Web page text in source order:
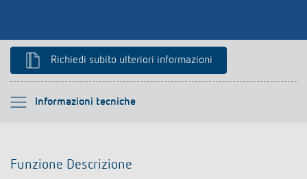
Richiedi subito ulteriori informazioni
Informazioni tecniche
Si prega di selezionare
Funzione Descrizione